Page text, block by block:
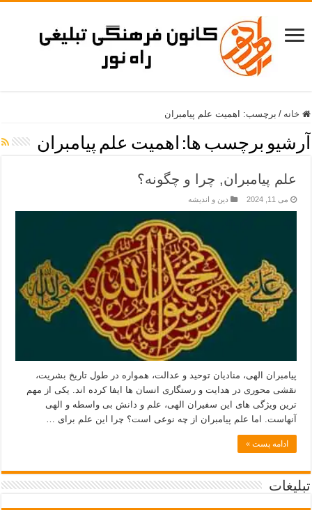
خانه / برچسب: اهمیت علم پیامبران
آرشیو برچسب ها: اهمیت علم پیامبران
علم پیامبران, چرا و چگونه؟
می 11, 2024 دین و اندیشه
پیامبران الهی، منادیان توحید و عدالت، همواره در طول تاریخ بشریت،
نقشی محوری در هدایت و رستگاری انسان ها ایفا کرده اند. یکی از مهم
ترین ویژگی های این سفیران الهی، علم و دانش بی واسطه و الهی
آنهاست. اما علم پیامبران از چه نوعی است؟ چرا این علم برای …
ادامه پست »
تبلیغات